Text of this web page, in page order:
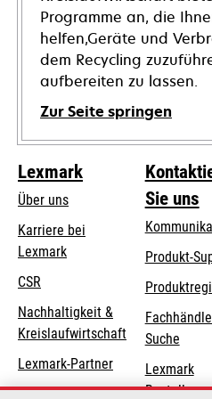
Programme an, die
helfen,Geräte und
dem Recycling
aufbereiten zu lassen.
Zur Seite springen
Lexmark
Über uns
Karriere bei
Lexmark
CSR
Nachhaltigkeit &
Kreislaufwirtschaft
Lexmark-Partner
Sie uns
wird
in
einer
neuen
geöffnet
Produkt-
Suche
Lexmark